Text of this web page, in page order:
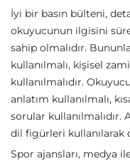
İyi bir basın bülteni,
okuyucunun ilgisini
sahip olmalıdır.
kullanılmalı, kişisel
kullanılmalıdır.
anlatım kullanılmalı,
sorular
dil figürleri
Spor ajansları, medya